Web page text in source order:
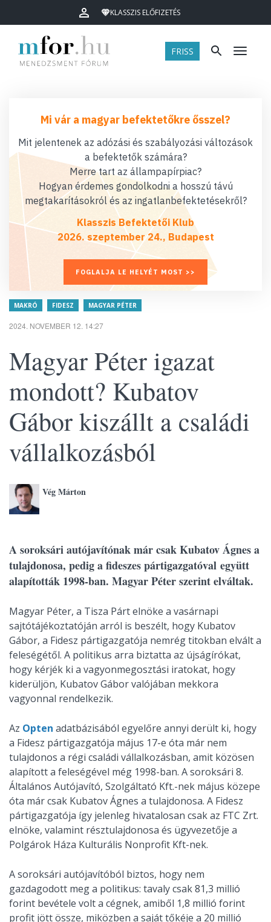
KLASSZIS ELŐFIZETÉS
FRISS Menü
Mi vár a magyar befektetőkre ősszel?
Mit jelentenek az adózási és szabályozási változások
a befektetők számára?
Merre tart az állampapírpiac?
Hogyan érdemes gondolkodni a hosszú távú
megtakarításokról és az ingatlanbefektetésekről?
Klasszis Befektetői Klub
2026. szeptember 24., Budapest
FOGLALJA LE HELYÉT MOST >>
MAKRÓ FIDESZ MAGYAR PÉTER
2024. NOVEMBER 12. 14:27
Magyar Péter igazat
mondott? Kubatov
Gábor kiszállt a családi
vállalkozásból
Vég Márton
A soroksári autójavítónak már csak Kubatov Ágnes a
tulajdonosa, pedig a fideszes pártigazgatóval együtt
alapították 1998-ban. Magyar Péter szerint elváltak.
Magyar Péter, a Tisza Párt elnöke a vasárnapi
sajtótájékoztatóján arról is beszélt, hogy Kubatov
Gábor, a Fidesz pártigazgatója nemrég titokban elvált a
feleségétől. A politikus arra biztatta az újságírókat,
hogy kérjék ki a vagyonmegosztási iratokat, hogy
kiderüljön, Kubatov Gábor valójában mekkora
vagyonnal rendelkezik.
Az Opten adatbázisából egyelőre annyi derült ki, hogy
a Fidesz pártigazgatója május 17-e óta már nem
tulajdonos a régi családi vállalkozásban, amit közösen
alapított a feleségével még 1998-ban. A soroksári 8.
Általános Autójavító, Szolgáltató Kft.-nek május közepe
óta már csak Kubatov Ágnes a tulajdonosa. A Fidesz
pártigazgatója így jelenleg hivatalosan csak az FTC Zrt.
elnöke, valamint résztulajdonosa és ügyvezetője a
Polgárok Háza Kulturális Nonprofit Kft-nek.
A soroksári autójavítóból biztos, hogy nem
gazdagodott meg a politikus: tavaly csak 81,3 millió
forint bevétele volt a cégnek, amiből 1,8 millió forint
profit jött össze, miközben a saját tőkéje a 20 millió